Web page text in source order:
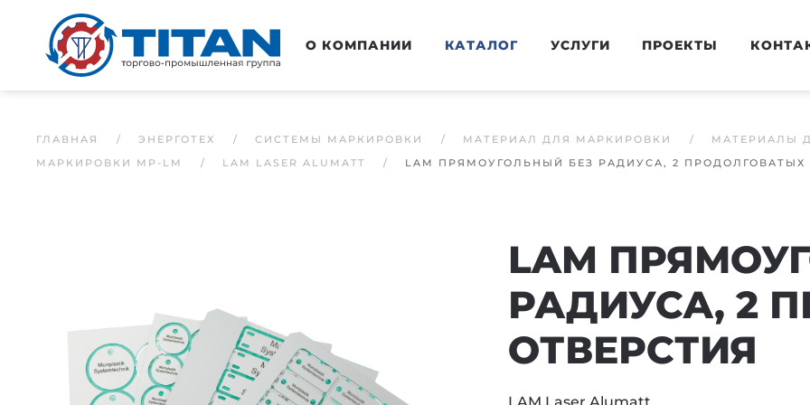
Перейти к основному содержанию О КОМПАНИИ КАТАЛОГ УСЛУГИ ПРОЕКТЫ
ГЛАВНАЯ ЭНЕРГОТЕХ СИСТЕМЫ МАРКИРОВКИ МАТЕРИАЛ ДЛЯ МАРКИРОВКИ МАТЕРИАЛЫ
МАРКИРОВКИ MP-LM
LAM LASER ALUMATT LAM ПРЯМОУГОЛЬНЫЙ БЕЗ РАДИУСА, 2 ПРОДОЛГОВАТЫХ
LAM
РАДИУСА, 2
ОТВЕРСТИЯ